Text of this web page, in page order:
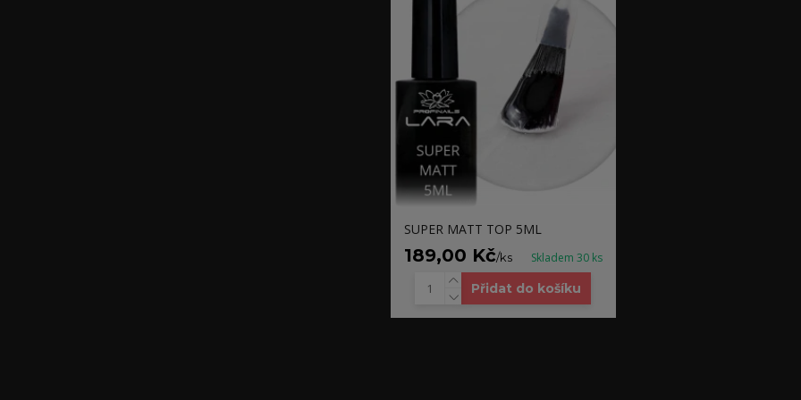
SUPER MATT TOP 5ML
189,00 Kč/ks Skladem 30 ks
Přidat do košíku